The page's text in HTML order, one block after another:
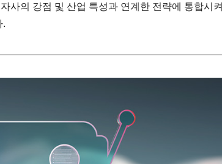
사의 강점 및 산업 특성과 연계한 전략에 통합시켜
.